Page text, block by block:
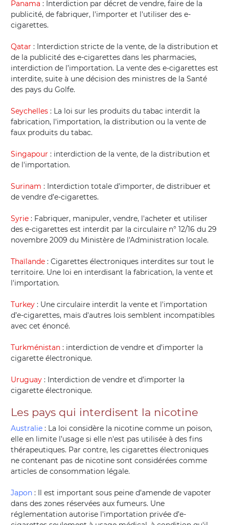
Panama : Interdiction par décret de vendre, faire de la
publicité, de fabriquer, l'importer et l'utiliser des e-
cigarettes.
Qatar : Interdiction stricte de la vente, de la distribution et
de la publicité des e-cigarettes dans les pharmacies,
interdiction de l’importation. La vente des e-cigarettes est
interdite, suite à une décision des ministres de la Santé
des pays du Golfe.
Seychelles : La loi sur les produits du tabac interdit la
fabrication, l'importation, la distribution ou la vente de
faux produits du tabac.
Singapour : interdiction de la vente, de la distribution et
de l'importation.
Surinam : Interdiction totale d'importer, de distribuer et
de vendre d’e-cigarettes.
Syrie : Fabriquer, manipuler, vendre, l'acheter et utiliser
des e-cigarettes est interdit par la circulaire n° 12/16 du 29
novembre 2009 du Ministère de l'Administration locale.
Thaïlande : Cigarettes électroniques interdites sur tout le
territoire. Une loi en interdisant la fabrication, la vente et
l'importation.
Turkey : Une circulaire interdit la vente et l'importation
d’e-cigarettes, mais d'autres lois semblent incompatibles
avec cet énoncé.
Turkménistan : interdiction de vendre et d’importer la
cigarette électronique.
Uruguay : Interdiction de vendre et d’importer la
cigarette électronique.
Les pays qui interdisent la nicotine
Australie : La loi considère la nicotine comme un poison,
elle en limite l’usage si elle n'est pas utilisée à des fins
thérapeutiques. Par contre, les cigarettes électroniques
ne contenant pas de nicotine sont considérées comme
articles de consommation légale.
Japon : Il est important sous peine d’amende de vapoter
dans des zones réservées aux fumeurs. Une
réglementation autorise l'importation privée d’e-